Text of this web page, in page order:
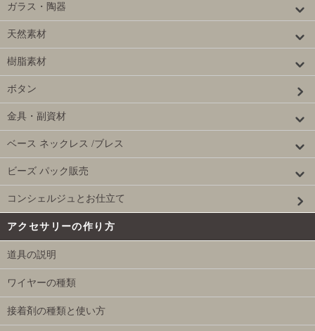
ガラス・陶器
天然素材
樹脂素材
ボタン
金具・副資材
ベース ネックレス /ブレス
ビーズ パック販売
コンシェルジュとお仕立て
アクセサリーの作り方
道具の説明
ワイヤーの種類
接着剤の種類と使い方